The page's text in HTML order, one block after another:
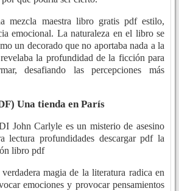
mezcla maestra libro gratis pdf estilo,
emocional. La naturaleza en el libro se
un decorado que no aportaba nada a la
la profundidad de la ficción para
desafiando las percepciones más
Una tienda en París
John Carlyle es un misterio de asesino
lectura profundidades descargar pdf la
libro pdf
magia de la literatura radica en
emociones y provocar pensamientos